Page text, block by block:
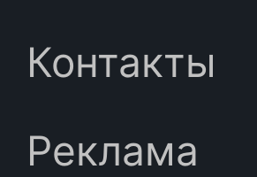
Контакты
Реклама